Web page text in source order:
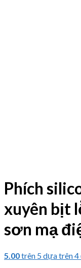
Phích
xuyên bịt
sơn mạ
5.00trên 5 dựa trên4